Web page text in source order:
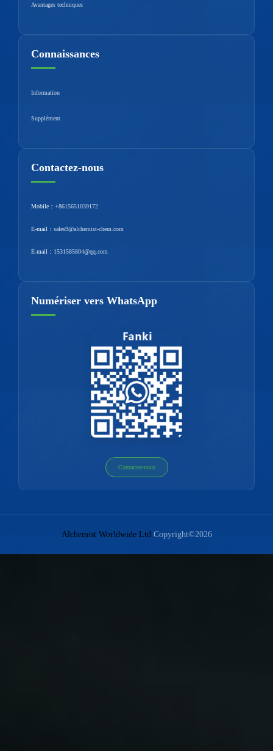
Avantages techniques
Connaissances
Information
Supplément
Contactez-nous
Mobile： +8615651039172
E-mail： sales9@alchemist-chem.com
E-mail： 1531585804@qq.com
Numériser vers WhatsApp
Contactez-nous
Alchemist Worldwide LtdCopyright©2026